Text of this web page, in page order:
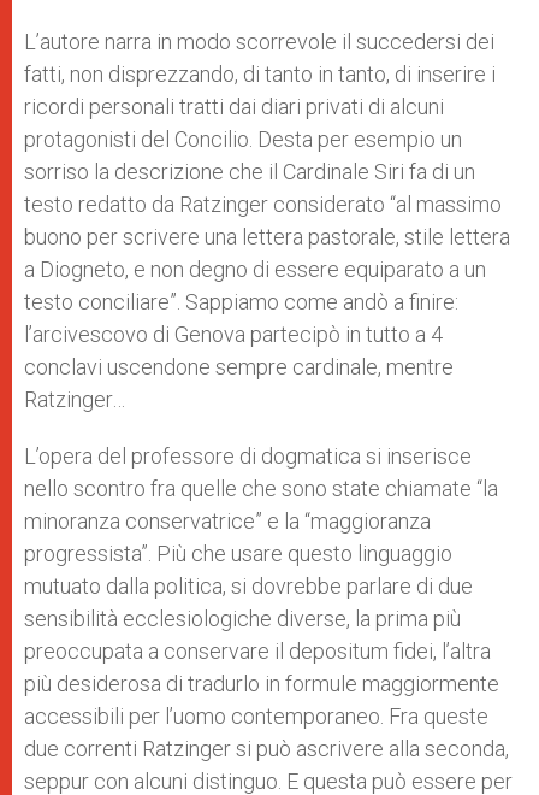
L’autore narra in modo scorrevole il succedersi dei
fatti, non disprezzando, di tanto in tanto, di inserire i
ricordi personali tratti dai diari privati di alcuni
protagonisti del Concilio. Desta per esempio un
sorriso la descrizione che il Cardinale Siri fa di un
testo redatto da Ratzinger considerato “al massimo
buono per scrivere una lettera pastorale, stile lettera
a Diogneto, e non degno di essere equiparato a un
testo conciliare”. Sappiamo come andò a finire:
l’arcivescovo di Genova partecipò in tutto a 4
conclavi uscendone sempre cardinale, mentre
Ratzinger…
L’opera del professore di dogmatica si inserisce
nello scontro fra quelle che sono state chiamate “la
minoranza conservatrice” e la “maggioranza
progressista”. Più che usare questo linguaggio
mutuato dalla politica, si dovrebbe parlare di due
sensibilità ecclesiologiche diverse, la prima più
preoccupata a conservare il depositum fidei, l’altra
più desiderosa di tradurlo in formule maggiormente
accessibili per l’uomo contemporaneo. Fra queste
due correnti Ratzinger si può ascrivere alla seconda,
seppur con alcuni distinguo. E questa può essere per